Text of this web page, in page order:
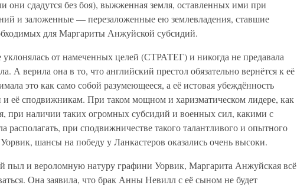
они сдадутся без боя), выжженная земля, оставленных ими при
и заложенные — перезаложенные ею землевладения, ставшие
для Маргариты Анжуйской субсидий.
уклонялась от намеченных целей (СТРАТЕГ) и никогда не предавала
А верила она в то, что английский престол обязательно вернётся к её
это как само собой разумеющееся, а её истовая убеждённость
её сподвижникам. При таком мощном и харизматическом лидере, как
при наличии таких огромных субсидий и военных сил, какими с
располагать, при сподвижничестве такого талантливого и опытного
шансы на победу у Ланкастеров оказались очень высоки.
пыл и вероломную натуру графини Уорвик, Маргарита Анжуйская всё
Она заявила, что брак Анны Невилл с её сыном не будет